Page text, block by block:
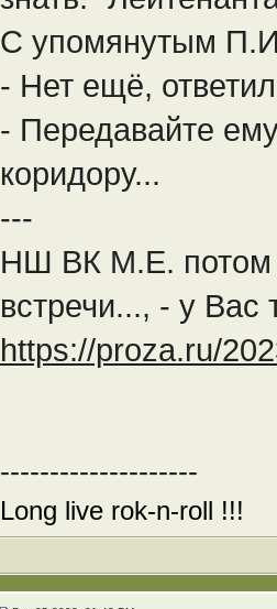
С упомянутым
- Нет ещё,
- Передавайте
коридору...
---
НШ ВК М.Е. потом
встречи..., - у Вас
https://proza.ru/
--------------------
Long live rok-n-roll !!!